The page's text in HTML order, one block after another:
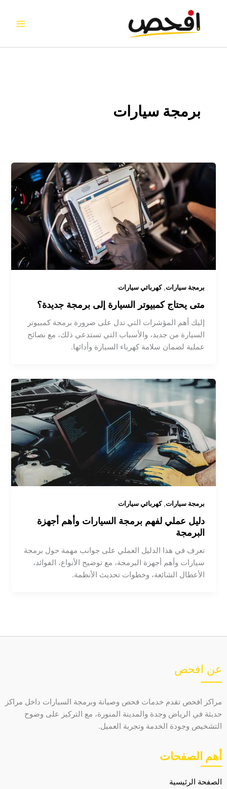
برمجة سيارات
برمجة سيارات,كهربائي سيارات
متى يحتاج كمبيوتر السيارة إلى برمجة جديدة؟
إليك أهم المؤشرات التي تدل على ضرورة برمجة كمبيوتر
السيارة من جديد، والأسباب التي تستدعي ذلك، مع نصائح
عملية لضمان سلامة كهرباء السيارة وأدائها.
برمجة سيارات,كهربائي سيارات
دليل عملي لفهم برمجة السيارات وأهم أجهزة
البرمجة
تعرف في هذا الدليل العملي على جوانب مهمة حول برمجة
سيارات وأهم أجهزة البرمجة، مع توضيح الأنواع، الفوائد،
الأعطال الشائعة، وخطوات تحديث الأنظمة.
عن افحص
مراكز افحص تقدم خدمات فحص وصيانة وبرمجة السيارات داخل مراكز
حديثة في الرياض وجدة والمدينة المنورة، مع التركيز على وضوح
التشخيص وجودة الخدمة وتجربة العميل.
أهم الصفحات
الصفحة الرئيسية